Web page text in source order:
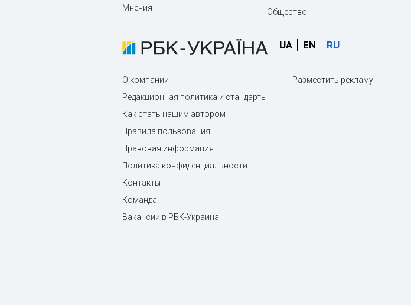
Мнения
Общество
UA EN RU
О компании
Редакционная политика и стандарты
Как стать нашим автором
Правила пользования
Правовая информация
Политика конфиденциальности
Контакты
Команда
Вакансии в РБК-Украина
Разместить рекламу